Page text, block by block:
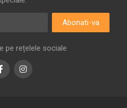
Abonati-va
pe rețelele sociale
FacebookInstagram